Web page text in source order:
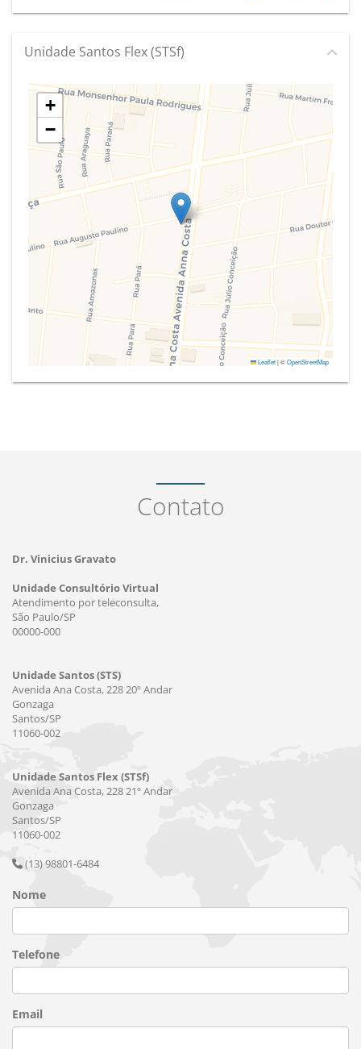
Unidade Santos Flex (STSf)
+
−
Leaflet|©OpenStreetMap
Contato
Dr. Vinicius Gravato
Unidade Consultório Virtual
Atendimento por teleconsulta,
São Paulo/SP
00000-000
Unidade Santos (STS)
Avenida Ana Costa, 228 20º Andar
Gonzaga
Santos/SP
11060-002
Unidade Santos Flex (STSf)
Avenida Ana Costa, 228 21º Andar
Gonzaga
Santos/SP
11060-002
(13) 98801-6484
Nome
Telefone
Email